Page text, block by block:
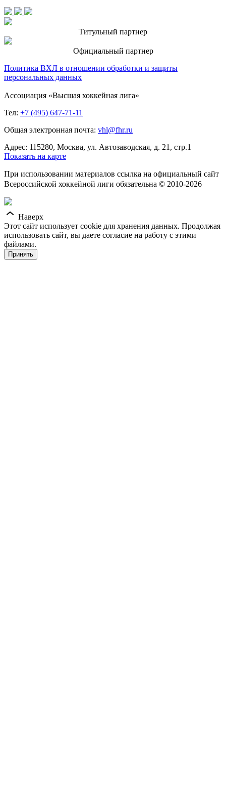
Титульный партнер
Официальный партнер
Политика ВХЛ в отношении обработки и защиты
персональных данных
Ассоциация «Высшая хоккейная лига»
Тел: +7 (495) 647-71-11
Общая электронная почта: vhl@fhr.ru
Адрес: 115280, Москва, ул. Автозаводская, д. 21, стр.1
Показать на карте
При использовании материалов ссылка на официальный сайт
Всероссийской хоккейной лиги обязательна © 2010-2026
Наверх
Этот сайт использует cookie для хранения данных. Продолжая
использовать сайт, вы даете согласие на работу с этими
файлами.
Принять